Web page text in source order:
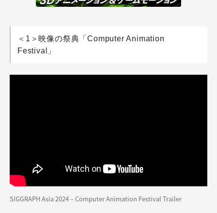
＜1＞映像の祭典「Computer Animation
Festival」
SIGGRAPH Asia 2024 – Computer Animation Festival Trailer